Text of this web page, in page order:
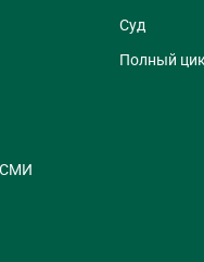
СМИ
Суд
Полный